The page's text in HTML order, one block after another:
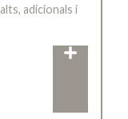
adicionals i